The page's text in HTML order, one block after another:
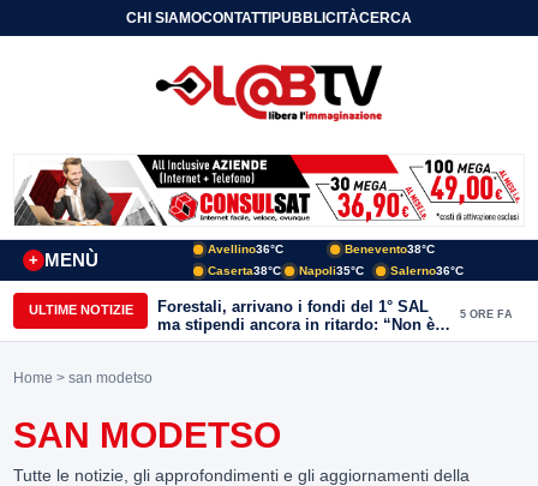
CHI SIAMOCONTATTIPUBBLICITÀCERCA
MENÙ
+
Avellino36°C Benevento38°C
Caserta38°C Napoli35°C Salerno36°C
ULTIME NOTIZIE
Forestali, arrivano i fondi del 1° SAL
ma stipendi ancora in ritardo: “Non è
più sostenibile”
5 ORE FA
Home > san modetso
SAN MODETSO
Tutte le notizie, gli approfondimenti e gli aggiornamenti della